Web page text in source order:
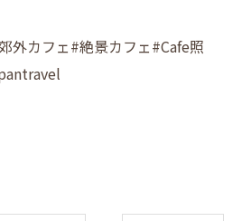
外カフェ#絶景カフェ#Cafe照